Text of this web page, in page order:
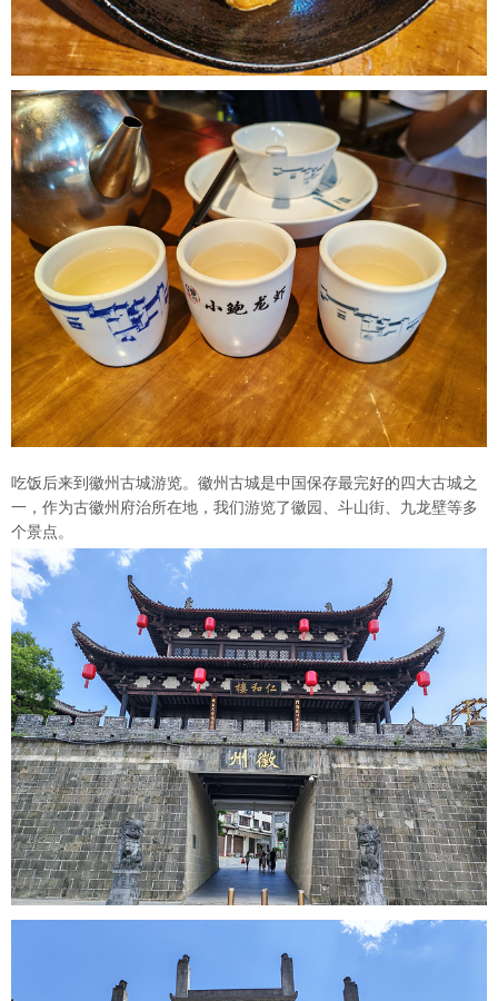
吃饭后来到徽州古城游览。徽州古城是中国保存最完好的四大古城之
一，作为古徽州府治所在地，我们游览了徽园、斗山街、九龙壁等多
个景点。